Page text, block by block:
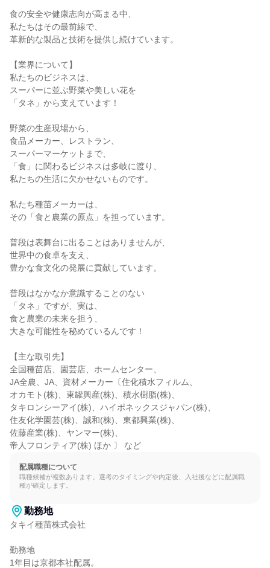
食の安全や健康志向が高まる中、
私たちはその最前線で、
革新的な製品と技術を提供し続けています。
【業界について】
私たちのビジネスは、
スーパーに並ぶ野菜や美しい花を
「タネ」から支えています！
野菜の生産現場から、
食品メーカー、レストラン、
スーパーマーケットまで、
「食」に関わるビジネスは多岐に渡り、
私たちの生活に欠かせないものです。
私たち種苗メーカーは、
その「食と農業の原点」を担っています。
普段は表舞台に出ることはありませんが、
世界中の食卓を支え、
豊かな食文化の発展に貢献しています。
普段はなかなか意識することのない
「タネ」ですが、実は、
食と農業の未来を担う、
大きな可能性を秘めているんです！
【主な取引先】
全国種苗店、園芸店、ホームセンター、
JA全農、JA、資材メーカー〔住化積水フィルム、
オカモト(株)、東罐興産(株)、積水樹脂(株)、
タキロンシーアイ(株)、ハイポネックスジャパン(株)、
住友化学園芸(株)、誠和(株)、東都興業(株)、
佐藤産業(株)、ヤンマー(株)、
帝人フロンティア(株) ほか 〕 など
配属職種について
職種候補が複数あります。選考のタイミングや内定後、入社後などに配属職
種が確定します。
勤務地
タキイ種苗株式会社
勤務地
1年目は京都本社配属。